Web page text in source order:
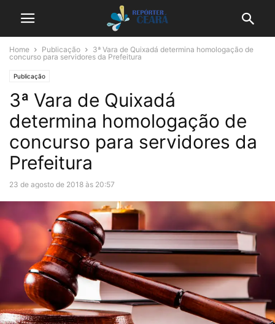
Home Publicação
3ª Vara de Quixadá determina homologação de
concurso para servidores da Prefeitura
Publicação
3ª Vara de Quixadá
determina homologação de
concurso para servidores da
Prefeitura
23 de agosto de 2018 às 20:57